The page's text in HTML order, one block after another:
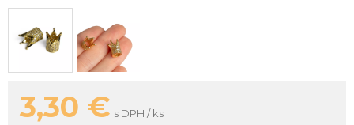
3,30 € s DPH / ks